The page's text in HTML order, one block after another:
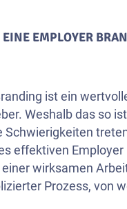
EMPLOYER
ist ein
Weshalb das so
Schwierigkeiten
effektiven Employer
wirksamen
Prozess, von